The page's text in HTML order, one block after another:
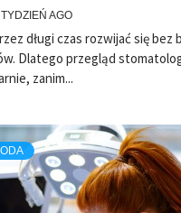
AGO
długi czas rozwijać się bez
Dlatego przegląd
zanim...